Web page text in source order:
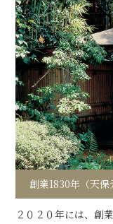
創業1830年（天
２０２０年には、創